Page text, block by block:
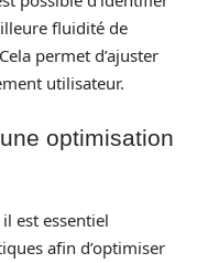
fluidité de
permet d’ajuster
utilisateur.
optimisation
est essentiel
afin d’optimiser